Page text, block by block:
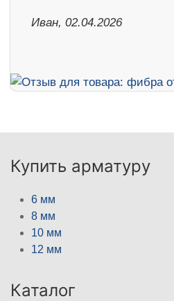
Иван, 02.04.2026
Купить арматуру
6 мм
8 мм
10 мм
12 мм
Каталог